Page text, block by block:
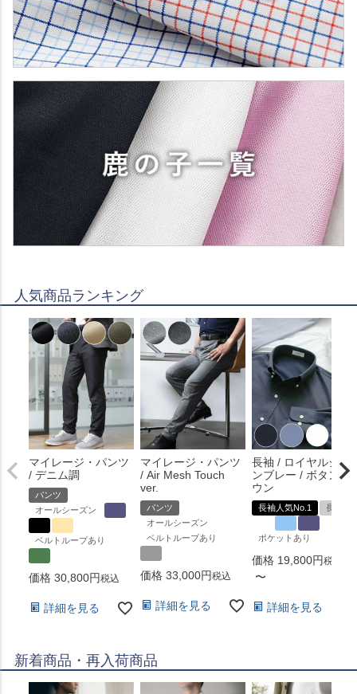
人気商品ランキング
マイレージ・パンツ
/ デニム調
パンツ
オールシーズン
ベルトループあり
価格 30,800 税込
詳細を見る
マイレージ・パンツ
/ Air Mesh Touch
ver.
パンツ
オールシーズン
ベルトループあり
価格 33,000 税込
詳細を見る
長袖 / ロイヤルシャ
ンブレー / ボタンダ
ウン
長袖人気No.1 長袖
ポケットあり
価格 19,800 税込
〜
詳細を見る
新着商品・再入荷商品